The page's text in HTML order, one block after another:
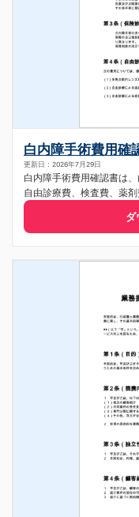
白内障手術費用確
更新日：2026年7月29日
白内障手術費用確認書は
自由診療費、検査費、薬
ダ